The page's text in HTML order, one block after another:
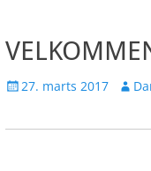
Udgivet
27. marts 2017